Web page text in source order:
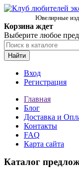
Ювелирные
Корзина ждет
Выберите любое
Найти
Вход
Регистрация
Главная
Блог
Доставка и
Контакты
FAQ
Карта сайта
Каталог